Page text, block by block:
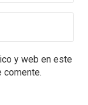
y web en este
comente.